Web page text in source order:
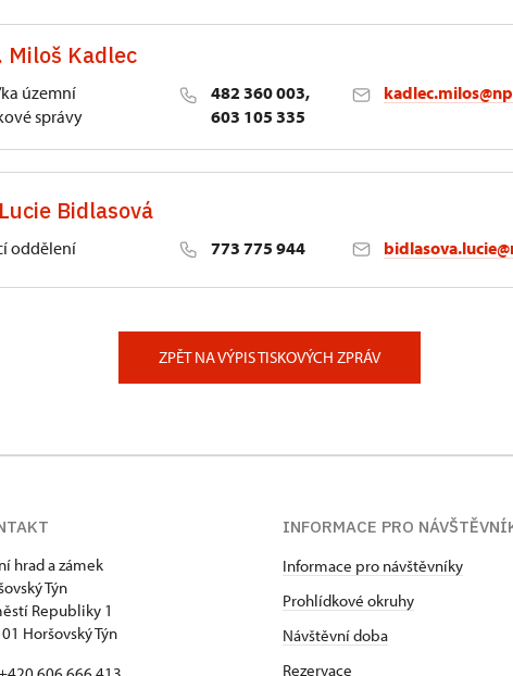
Miloš Kadlec
územní
správy
482 360 003,
603 105 335
Bidlasová
oddělení 773 775 944
ZPĚT NA VÝPIS TISKOVÝCH ZPRÁV
hrad a zámek
Týn
Republiky 1
Horšovský Týn
INFORMACE PRO
Informace pro návštěvníky
Prohlídkové okruhy
Návštěvní doba
Rezervace